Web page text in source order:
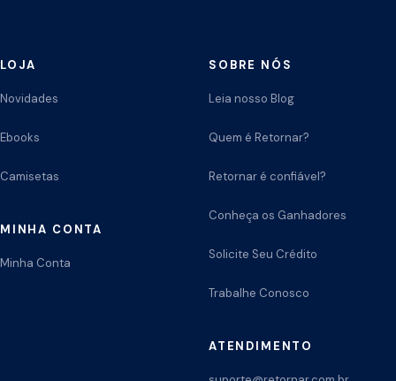
LOJA
Novidades
Ebooks
Camisetas
MINHA CONTA
Minha Conta
SOBRE NÓS
Leia nosso Blog
Quem é Retornar?
Retornar é confiável?
Conheça os Ganhadores
Solicite Seu Crédito
Trabalhe Conosco
ATENDIMENTO